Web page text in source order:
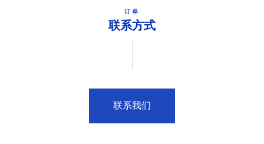
订单
联系方式
联系我们